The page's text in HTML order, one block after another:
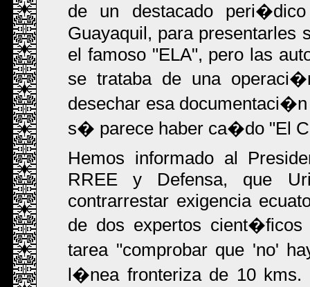
de un destacado
Guayaquil, para presentarles
el famoso "ELA", pero las
se trataba de una
desechar esa
s� parece haber ca�do "El
Hemos informado al
RREE y Defensa, que
contrarrestar exigencia
de dos expertos
tarea "comprobar que 'no'
l�nea fronteriza de 10